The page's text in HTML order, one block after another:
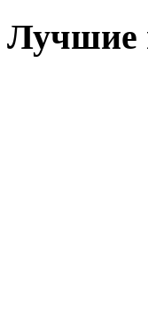
Лучшие